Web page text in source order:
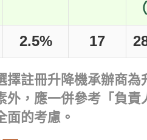
2.5% 17
擇註冊升降機承辦商為
外，應一併參考「負責
面的考慮。